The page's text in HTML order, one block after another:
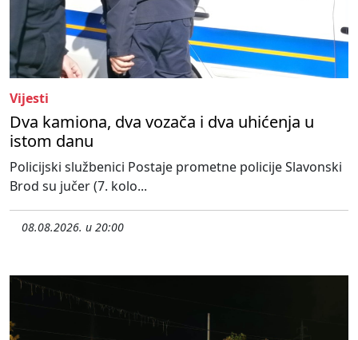
Vijesti
Dva kamiona, dva vozača i dva uhićenja u
istom danu
Policijski službenici Postaje prometne policije Slavonski
Brod su jučer (7. kolo...
08.08.2026. u 20:00